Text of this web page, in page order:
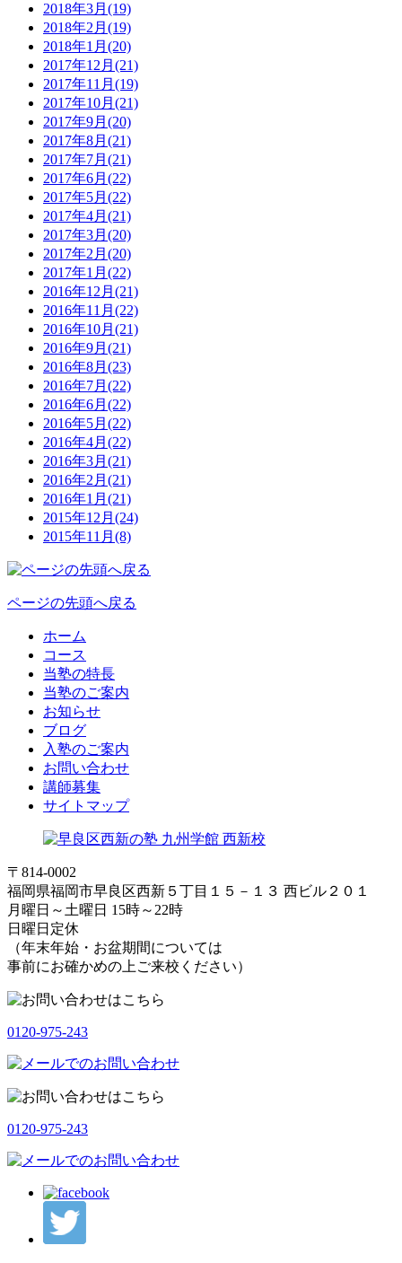
2018年3月(19)
2018年2月(19)
2018年1月(20)
2017年12月(21)
2017年11月(19)
2017年10月(21)
2017年9月(20)
2017年8月(21)
2017年7月(21)
2017年6月(22)
2017年5月(22)
2017年4月(21)
2017年3月(20)
2017年2月(20)
2017年1月(22)
2016年12月(21)
2016年11月(22)
2016年10月(21)
2016年9月(21)
2016年8月(23)
2016年7月(22)
2016年6月(22)
2016年5月(22)
2016年4月(22)
2016年3月(21)
2016年2月(21)
2016年1月(21)
2015年12月(24)
2015年11月(8)
ページの先頭へ戻る
ホーム
コース
当塾の特長
当塾のご案内
お知らせ
ブログ
入塾のご案内
お問い合わせ
講師募集
サイトマップ
〒814-0002
福岡県福岡市早良区西新５丁目１５－１３ 西ビル２０１
月曜日～土曜日 15時～22時
日曜日定休
（年末年始・お盆期間については
事前にお確かめの上ご来校ください）
0120-975-243
0120-975-243